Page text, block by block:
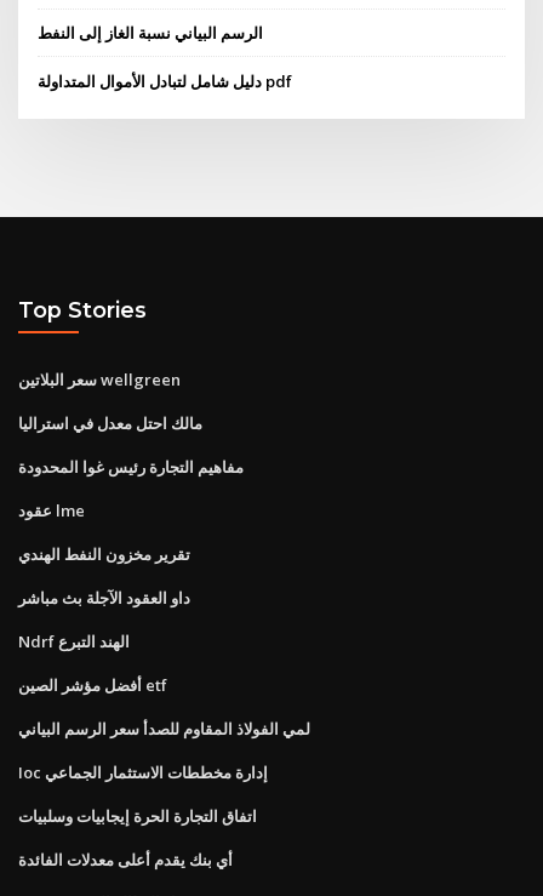
الرسم البياني نسبة الغاز إلى النفط
دليل شامل لتبادل الأموال المتداولة pdf
Top Stories
سعر البلاتين wellgreen
مالك احتل معدل في استراليا
مفاهيم التجارة رئيس غوا المحدودة
عقود lme
تقرير مخزون النفط الهندي
داو العقود الآجلة بث مباشر
Ndrf الهند التبرع
أفضل مؤشر الصين etf
لمي الفولاذ المقاوم للصدأ سعر الرسم البياني
Ioc إدارة مخططات الاستثمار الجماعي
اتفاق التجارة الحرة إيجابيات وسلبيات
أي بنك يقدم أعلى معدلات الفائدة